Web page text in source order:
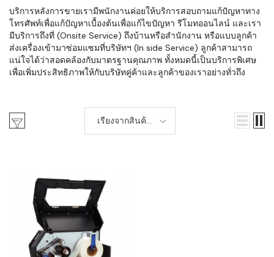
บริการหลังการขายเรามีพนักงานค่อยให้บริการสอบถามแก้ปัญหาทาง
โทรศัพท์เพื่อแก้ปัญหาเบื้องต้นเพื่อแก้ไขปัญหา รีโมทออนไลน์ และเรา
มีบริการถึงที่ (Onsite Service) ถึงบ้านหรือสำนักงาน หรือแบบลูกค้า
ส่งเครื่องเข้ามาซ่อมแซมที่บริษัทฯ (In side Service) ลูกค้าสามารถ
แน่ใจได้ว่าสอดคล้องกับมาตรฐานคุณภาพ ทั้งหมดนี้เป็นบริการพิเศษ
เพื่อเพิ่มประสิทธิภาพให้กับบริษัทคู่ค้าและลูกค้าของเราอย่างทั่วถึง
เรียงจากสินค้า
ใหม่-เก่า